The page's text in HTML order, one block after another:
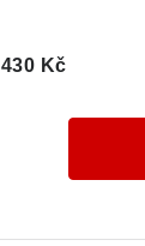
430 Kč